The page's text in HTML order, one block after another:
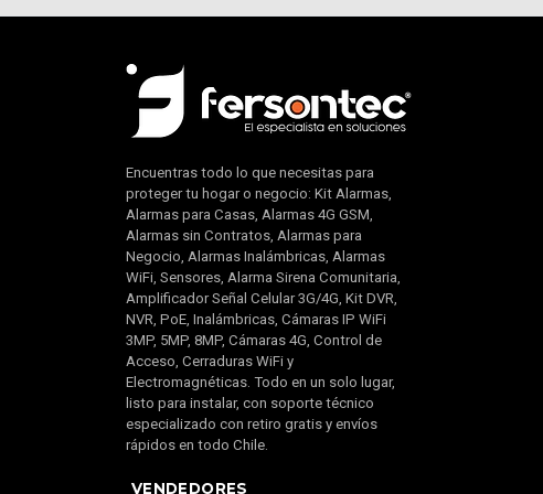
Encuentras todo lo que necesitas para
proteger tu hogar o negocio: Kit Alarmas,
Alarmas para Casas, Alarmas 4G GSM,
Alarmas sin Contratos, Alarmas para
Negocio, Alarmas Inalámbricas, Alarmas
WiFi, Sensores, Alarma Sirena Comunitaria,
Amplificador Señal Celular 3G/4G, Kit DVR,
NVR, PoE, Inalámbricas, Cámaras IP WiFi
3MP, 5MP, 8MP, Cámaras 4G, Control de
Acceso, Cerraduras WiFi y
Electromagnéticas. Todo en un solo lugar,
listo para instalar, con soporte técnico
especializado con retiro gratis y envíos
rápidos en todo Chile.
VENDEDORES